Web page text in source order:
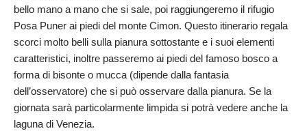
bello mano a mano che si sale, poi raggiungeremo il rifugio
Posa Puner ai piedi del monte Cimon. Questo itinerario regala
scorci molto belli sulla pianura sottostante e i suoi elementi
caratteristici, inoltre passeremo ai piedi del famoso bosco a
forma di bisonte o mucca (dipende dalla fantasia
dell’osservatore) che si può osservare dalla pianura. Se la
giornata sarà particolarmente limpida si potrà vedere anche la
laguna di Venezia.